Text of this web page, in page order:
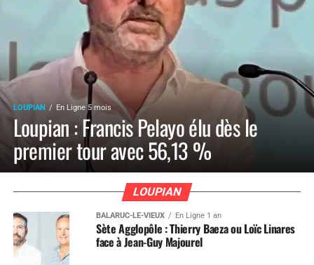
LOUPIAN En Ligne 5 mois
Loupian : Francis Pelayo élu dès le
premier tour avec 56,13 %
LOUPIAN
BALARUC-LE-VIEUX En Ligne 1 an
Sète Agglopôle : Thierry Baeza ou Loïc Linares
face à Jean-Guy Majourel